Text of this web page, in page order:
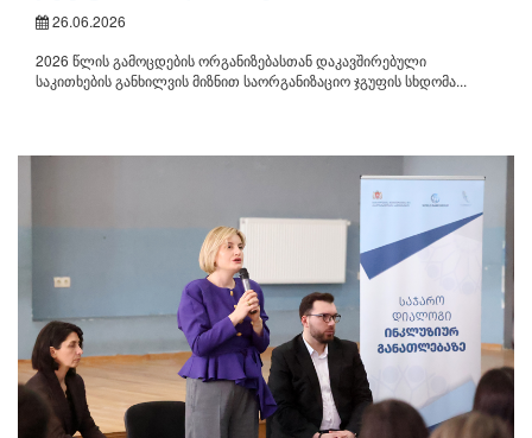
26.06.2026
2026 წლის გამოცდების ორგანიზებასთან დაკავშირებული
საკითხების განხილვის მიზნით საორგანიზაციო ჯგუფის სხდომა...